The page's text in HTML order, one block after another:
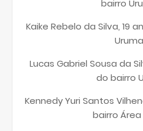
bairro
Kaike Rebelo da Silva, 19
Lucas Gabriel Sousa da
do bairro
Kennedy Yuri Santos
bairro